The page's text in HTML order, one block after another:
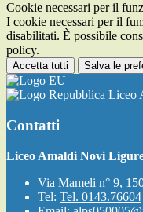
Cookie necessari per il
I cookie necessari per il
disabilitati. È possibile
policy.
Accetta tutti Salva le
Liceo
Contatti
Liceo Amaldi Novi
Via Mameli n° 9,
Tel: Tel. 0143.76604